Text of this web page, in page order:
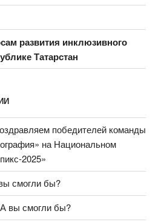
развития инклюзивного
Татарстан
победителей команды
на Национальном
2025»
смогли бы?
А вы смогли бы?